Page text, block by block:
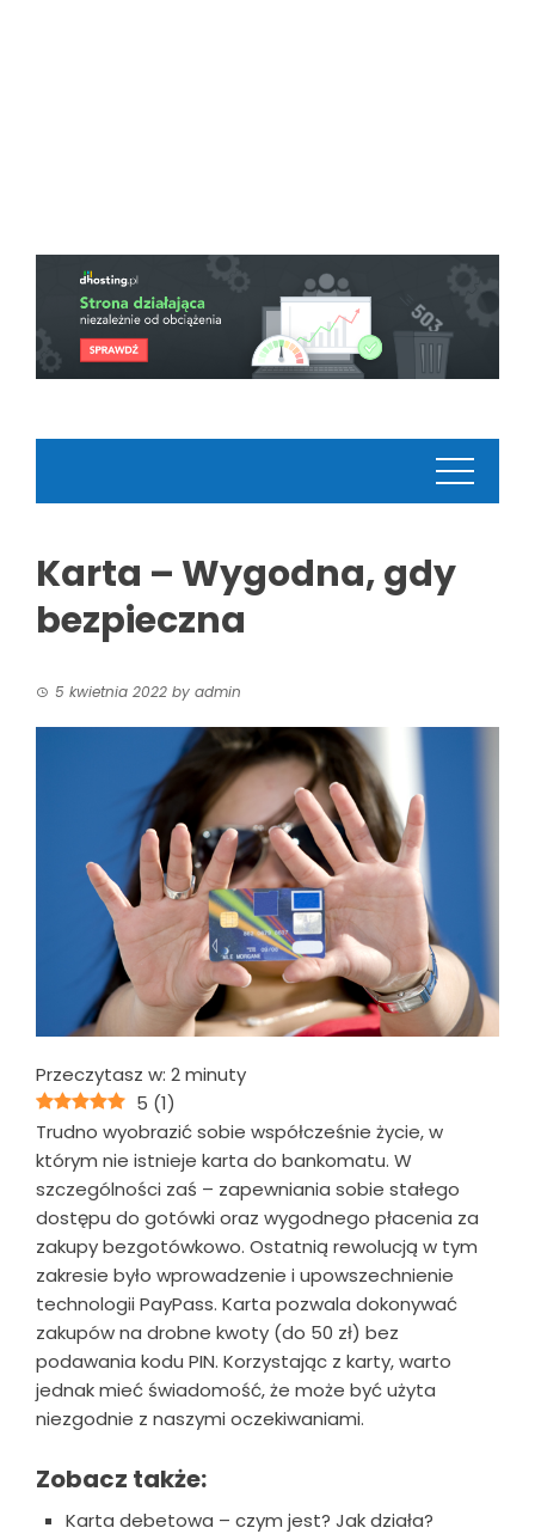
Karta – Wygodna, gdy
bezpieczna
5 kwietnia 2022 by admin
Przeczytasz w: 2minuty
5 (1)
Trudno wyobrazić sobie współcześnie życie, w
którym nie istnieje karta do bankomatu. W
szczególności zaś – zapewniania sobie stałego
dostępu do gotówki oraz wygodnego płacenia za
zakupy bezgotówkowo. Ostatnią rewolucją w tym
zakresie było wprowadzenie i upowszechnienie
technologii PayPass. Karta pozwala dokonywać
zakupów na drobne kwoty (do 50 zł) bez
podawania kodu PIN. Korzystając z karty, warto
jednak mieć świadomość, że może być użyta
niezgodnie z naszymi oczekiwaniami.
Zobacz także:
Karta debetowa – czym jest? Jak działa?